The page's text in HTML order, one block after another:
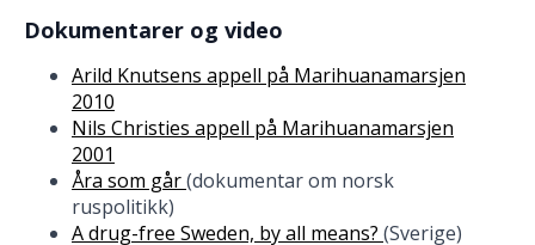
Dokumentarer og video
Arild Knutsens appell på Marihuanamarsjen
2010
Nils Christies appell på Marihuanamarsjen
2001
Åra som går(dokumentar om norsk
ruspolitikk)
A drug-free Sweden, by all means? (Sverige)